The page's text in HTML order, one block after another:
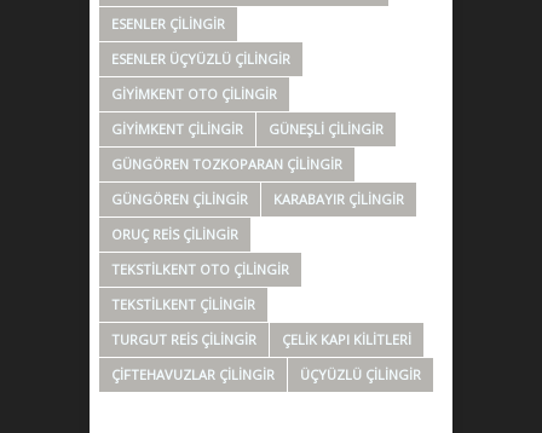
ESENLER ÇILINGIR
ESENLER ÜÇYÜZLÜ ÇILINGIR
GIYIMKENT OTO ÇILINGIR
GIYIMKENT ÇILINGIR
GÜNEŞLI ÇILINGIR
GÜNGÖREN TOZKOPARAN ÇILINGIR
GÜNGÖREN ÇILINGIR
KARABAYIR ÇILINGIR
ORUÇ REIS ÇILINGIR
TEKSTILKENT OTO ÇILINGIR
TEKSTILKENT ÇILINGIR
TURGUT REIS ÇILINGIR
ÇELIK KAPI KILITLERI
ÇIFTEHAVUZLAR ÇILINGIR
ÜÇYÜZLÜ ÇILINGIR